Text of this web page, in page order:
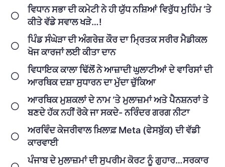
ਵਿਧਾਨ ਸਭਾ ਦੀ ਕਮੇਟੀ ਨੇ ਹੀ ਯੁੱਧ ਨਸ਼ਿਆਂ ਵਿਰੁੱਧ ਮੁਹਿੰਮ ‘ਤੇ
ਕੀਤੇ ਵੱਡੇ ਸਵਾਲ ਖੜੇ…!
ਪਿੰਡ ਸੰਘੇੜਾ ਦੀ ਅੰਗਰੇਜ਼ ਕੌਰ ਦਾ ਮ੍ਰਿਤਕ ਸਰੀਰ ਮੈਡੀਕਲ
ਖੋਜ ਕਾਰਜਾਂ ਲਈ ਕੀਤਾ ਦਾਨ
ਵਿਧਾਇਕ ਕਾਲਾ ਢਿੱਲੋਂ ਨੇ ਆਜ਼ਾਦੀ ਘੁਲਾਟੀਆਂ ਦੇ ਵਾਰਿਸਾਂ ਦੀ
ਆਰਥਿਕ ਦਸ਼ਾ ਸੁਧਾਰਨ ਦਾ ਮੁੱਦਾ ਚੁੱਕਿਆ
ਆਰਥਿਕ ਮੁਸ਼ਕਲਾਂ ਦੇ ਨਾਮ ‘ਤੇ ਮੁਲਾਜ਼ਮਾਂ ਅਤੇ ਪੈਨਸ਼ਨਰਾਂ ਤੇ
ਬਣਦੇ ਹੱਕ ਨਹੀਂ ਰੋਕੇ ਜਾ ਸਕਦੇ- ਨਰਿੰਦਰ ਗਰਗ ਨੀਟਾ
ਅਰਵਿੰਦ ਕੇਜਰੀਵਾਲ ਖ਼ਿਲਾਫ਼ Meta (ਫੇਸਬੁੱਕ) ਦੀ ਵੱਡੀ
ਕਾਰਵਾਈ
ਪੰਜਾਬ ਦੇ ਮੁਲਾਜ਼ਮਾਂ ਦੀ ਸੁਪਰੀਮ ਕੋਰਟ ਨੂੰ ਗੁਹਾਰ…ਸਰਕਾਰ